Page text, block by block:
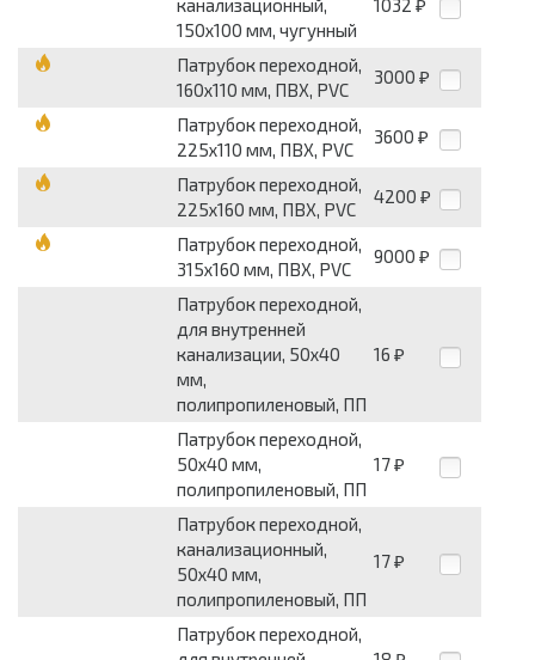
канализационный,
150х100 мм, чугунный
1032 ₽
Патрубок переходной,
160х110 мм, ПВХ, PVC
3000 ₽
Патрубок переходной,
225х110 мм, ПВХ, PVC
3600 ₽
Патрубок переходной,
225х160 мм, ПВХ, PVC
4200 ₽
Патрубок переходной,
315х160 мм, ПВХ, PVC
9000 ₽
Патрубок переходной,
для внутренней
канализации, 50х40
мм,
полипропиленовый, ПП
16 ₽
Патрубок переходной,
50х40 мм,
полипропиленовый, ПП
17 ₽
Патрубок переходной,
канализационный,
50х40 мм,
полипропиленовый, ПП
17 ₽
Патрубок переходной,